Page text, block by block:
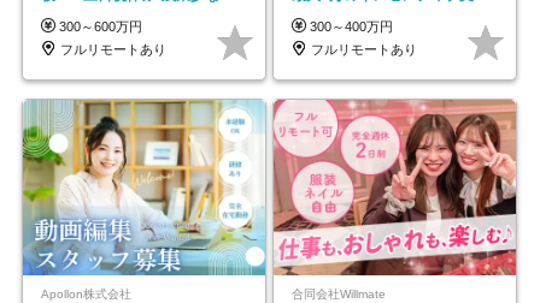
在宅勤務手当あり
300～600万円
フルリモートあり
平均年齢33歳
300～400万円
フルリモートあり
Apollon株式会社 合同会社Willmate